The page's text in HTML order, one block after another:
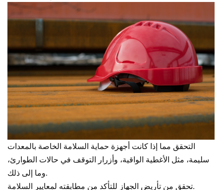
التحقق مما إذا كانت أجهزة حماية السلامة الخاصة بالمعدات
سليمة، مثل الأغطية الواقية، وأزرار التوقف في حالات الطوارئ،
وما إلى ذلك.
تحقق من تأريض الجهاز للتأكد من مطابقته لمعايير السلامة.